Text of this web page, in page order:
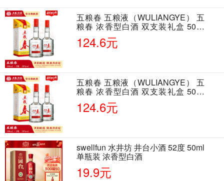
五粮春 五粮液（WULIANGYE） 五
粮春 浓香型白酒 双支装礼盒 50度
500ml*2瓶 含酒具
124.6元
五粮春 五粮液（WULIANGYE） 五
粮春 浓香型白酒 双支装礼盒 50度
500ml*2瓶 含酒具
124.6元
swellfun 水井坊 井台小酒 52度 50ml
单瓶装 浓香型白酒
19.9元